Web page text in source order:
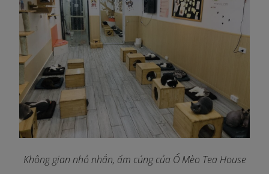
Không gian nhỏ nhắn, ấm cúng của Ổ Mèo Tea House